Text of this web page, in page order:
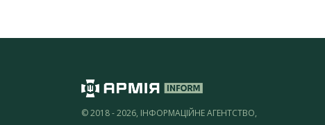
© 2018 - 2026, ІНФОРМАЦІЙНЕ АГЕНТСТВО,